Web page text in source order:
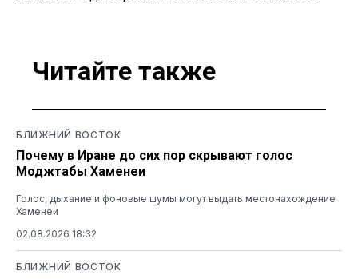
Читайте также
БЛИЖНИЙ ВОСТОК
Почему в Иране до сих пор скрывают голос
Моджтабы Хаменеи
Голос, дыхание и фоновые шумы могут выдать местонахождение
Хаменеи
02.08.2026 18:32
БЛИЖНИЙ ВОСТОК